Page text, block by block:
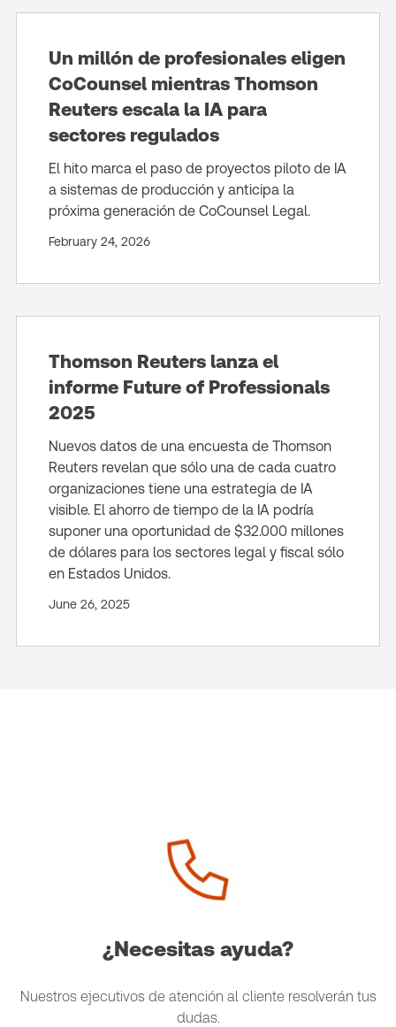
Un millón de profesionales eligen
CoCounsel mientras Thomson
Reuters escala la IA para
sectores regulados
El hito marca el paso de proyectos piloto de IA
a sistemas de producción y anticipa la
próxima generación de CoCounsel Legal.
February 24, 2026
Thomson Reuters lanza el
informe Future of Professionals
2025
Nuevos datos de una encuesta de Thomson
Reuters revelan que sólo una de cada cuatro
organizaciones tiene una estrategia de IA
visible. El ahorro de tiempo de la IA podría
suponer una oportunidad de $32.000 millones
de dólares para los sectores legal y fiscal sólo
en Estados Unidos.
June 26, 2025
¿Necesitas ayuda?
Nuestros ejecutivos de atención al cliente resolverán tus
dudas.